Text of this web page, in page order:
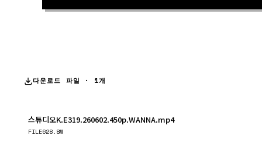
다운로드 파일 · 1개
스튜디오K.E319.260602.450p.WANNA.mp4
FILE628.8M